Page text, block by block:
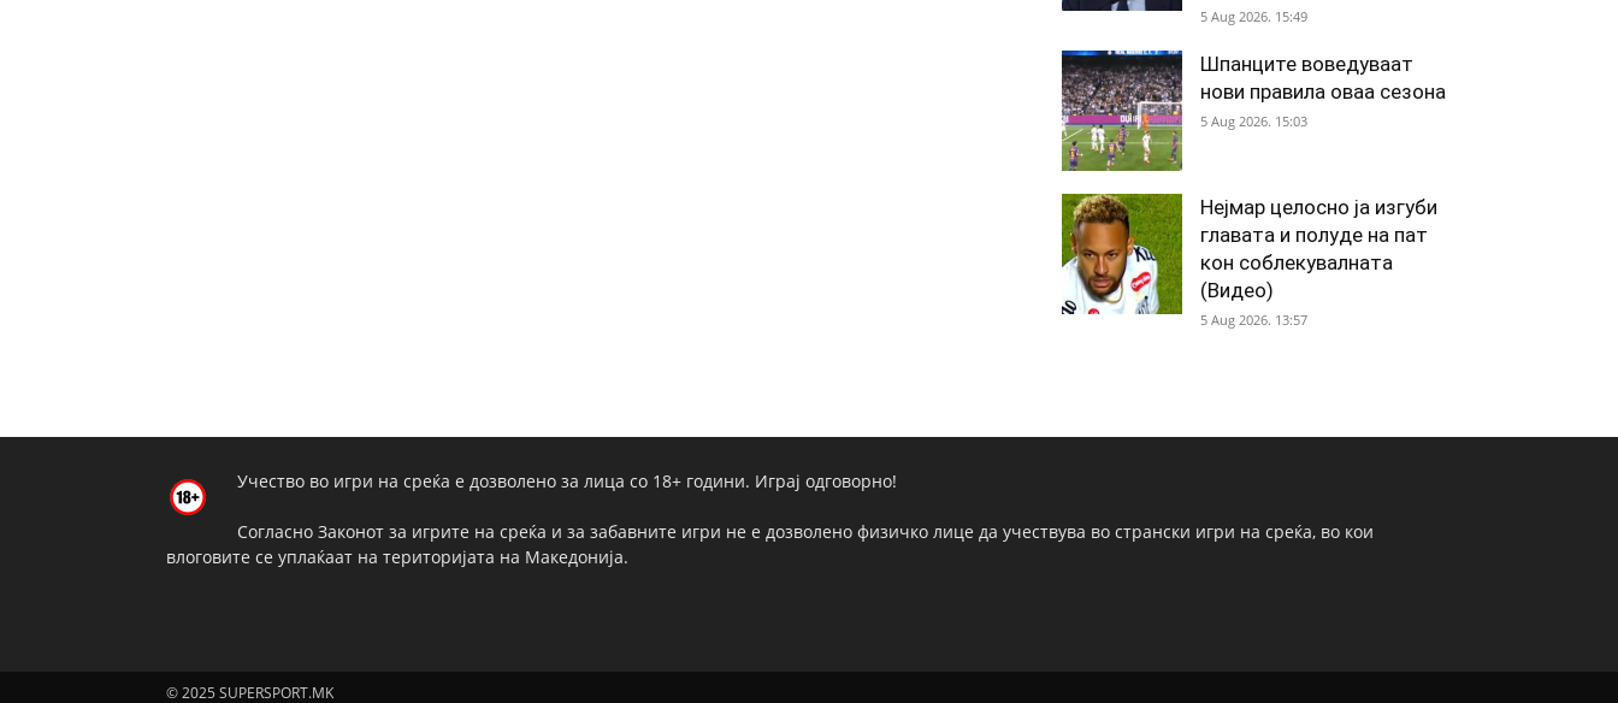
5 Aug 2026. 15:49
Шпанците воведуваат
нови правила оваа сезона
5 Aug 2026. 15:03
Нејмар целосно ја изгуби
главата и полуде на пат
кон соблекувалната
(Видео)
5 Aug 2026. 13:57
Учество во игри на среќа е дозволено за лица со 18+ години. Играј одговорно!
Согласно Законот за игрите на среќа и за забавните игри не е дозволено физичко лице да учествува во странски игри на среќа, во кои
влоговите се уплаќаат на територијата на Македонија.
© 2025 SUPERSPORT.MK